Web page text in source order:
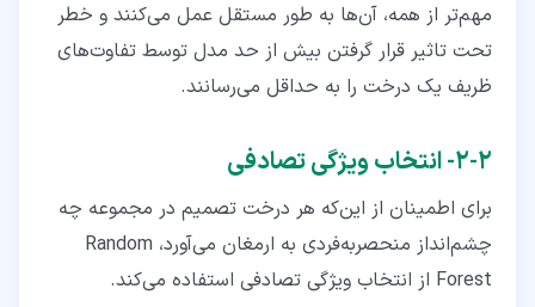
مهم‌تر از همه، آن‌ها به طور مستقل عمل می‌کنند و خطر
تحت تاثیر قرار گرفتن بیش از حد مدل توسط تفاوت‌های
ظریف یک درخت را به حداقل می‌رسانند.
۲‏-‏۲‏- انتخاب ویژگی تصادفی
برای اطمینان از این‌که هر درخت تصمیم در مجموعه چه
چشم‌انداز منحصربه‌فردی به ارمغان می‌آورد، Random
Forest از انتخاب ویژگی تصادفی استفاده می‌کند.